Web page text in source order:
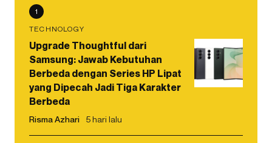
1
TECHNOLOGY
Upgrade Thoughtful dari
Samsung: Jawab Kebutuhan
Berbeda dengan Series HP Lipat
yang Dipecah Jadi Tiga Karakter
Berbeda
Risma Azhari 5 hari lalu